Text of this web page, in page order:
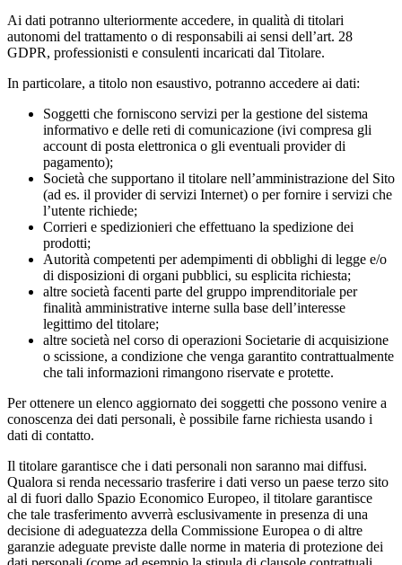
Ai dati potranno ulteriormente accedere, in qualità di titolari
autonomi del trattamento o di responsabili ai sensi dell’art. 28
GDPR, professionisti e consulenti incaricati dal Titolare.
In particolare, a titolo non esaustivo, potranno accedere ai dati:
Soggetti che forniscono servizi per la gestione del sistema
informativo e delle reti di comunicazione (ivi compresa gli
account di posta elettronica o gli eventuali provider di
pagamento);
Società che supportano il titolare nell’amministrazione del Sito
(ad es. il provider di servizi Internet) o per fornire i servizi che
l’utente richiede;
Corrieri e spedizionieri che effettuano la spedizione dei
prodotti;
Autorità competenti per adempimenti di obblighi di legge e/o
di disposizioni di organi pubblici, su esplicita richiesta;
altre società facenti parte del gruppo imprenditoriale per
finalità amministrative interne sulla base dell’interesse
legittimo del titolare;
altre società nel corso di operazioni Societarie di acquisizione
o scissione, a condizione che venga garantito contrattualmente
che tali informazioni rimangono riservate e protette.
Per ottenere un elenco aggiornato dei soggetti che possono venire a
conoscenza dei dati personali, è possibile farne richiesta usando i
dati di contatto.
Il titolare garantisce che i dati personali non saranno mai diffusi.
Qualora si renda necessario trasferire i dati verso un paese terzo sito
al di fuori dallo Spazio Economico Europeo, il titolare garantisce
che tale trasferimento avverrà esclusivamente in presenza di una
decisione di adeguatezza della Commissione Europea o di altre
garanzie adeguate previste dalle norme in materia di protezione dei